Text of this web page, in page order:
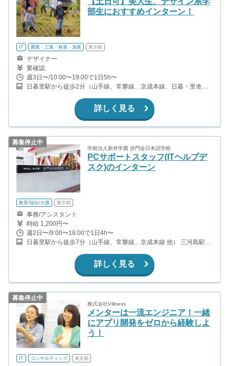
部生におすすめインターン！
IT 農業・工業・林業・漁業 東京都
デザイナー
要確認
週3日〜/10:00〜19:00で1日5h〜
日暮里駅から徒歩2分（山手線、常磐線、京成本線、日暮・里舎人
詳しく見る
募集停止中
学校法人新井学園 赤門会日本語学校
PCサポートスタッフ(ITヘルプデ
スク)のインターン
教育/福祉/介護 東京都
事務/アシスタント
時給 1,200円〜
週2日〜/9:00〜18:00で1日4h〜
日暮里駅から徒歩7分（山手線、常磐線、京成本線 他） 三河島駅か
（山手線、京浜東北線、千代田線 他） 新三河島駅から徒歩12分
詳しく見る
募集停止中
株式会社Villness
メンターは一流エンジニア！一緒
にアプリ開発をゼロから経験しよ
う！
IT コンサルティング 東京都